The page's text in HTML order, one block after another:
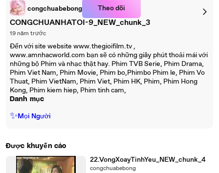
congchuabebong Theo dõi
CONGCHUANHATOI-9_NEW_chunk_3
19 năm trước
Đến với site website www.thegioifilm.tv ,
www.amnhacworld.com bạn sẽ có những giây phút thoải mái với
những bộ Phim và nhạc thật hay. Phim TVB Serie, Phim Drama,
Phim Viet Nam, Phim Movie, Phim bo,Phimbo Phim le, Phim Vo
Thuat, Phim VietNam, Phim Viet, Phim HK, Phim, Phim Hong
Kong, Phim kiem hiep, Phim tinh cam,
Danh mục
✨Mọi Người
Được khuyến cáo
22.VongXoayTinhYeu_NEW_chunk_4
congchuabebong